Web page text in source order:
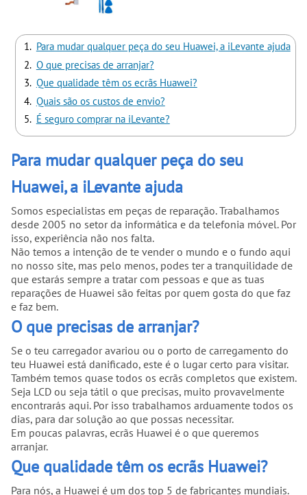
Para mudar qualquer peça do seu Huawei, a iLevante ajuda
O que precisas de arranjar?
Que qualidade têm os ecrãs Huawei?
Quais são os custos de envio?
É seguro comprar na iLevante?
Para mudar qualquer peça do seu
Huawei, a iLevante ajuda
Somos especialistas em peças de reparação. Trabalhamos
desde 2005 no setor da informática e da telefonia móvel. Por
isso, experiência não nos falta.
Não temos a intenção de te vender o mundo e o fundo aqui
no nosso site, mas pelo menos, podes ter a tranquilidade de
que estarás sempre a tratar com pessoas e que as tuas
reparações de Huawei são feitas por quem gosta do que faz
e faz bem.
O que precisas de arranjar?
Se o teu carregador avariou ou o porto de carregamento do
teu Huawei está danificado, este é o lugar certo para visitar.
Também temos quase todos os ecrãs completos que existem.
Seja LCD ou seja tátil o que precisas, muito provavelmente
encontrarás aqui. Por isso trabalhamos arduamente todos os
dias, para dar solução ao que possas necessitar.
Em poucas palavras, ecrãs Huawei é o que queremos
arranjar.
Que qualidade têm os ecrãs Huawei?
Para nós, a Huawei é um dos top 5 de fabricantes mundiais.